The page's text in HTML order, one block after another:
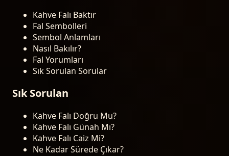
Kahve Falı Baktır
Fal Sembolleri
Sembol Anlamları
Nasıl Bakılır?
Fal Yorumları
Sık Sorulan Sorular
Sık Sorulan
Kahve Falı Doğru Mu?
Kahve Falı Günah Mı?
Kahve Falı Caiz Mi?
Ne Kadar Sürede Çıkar?